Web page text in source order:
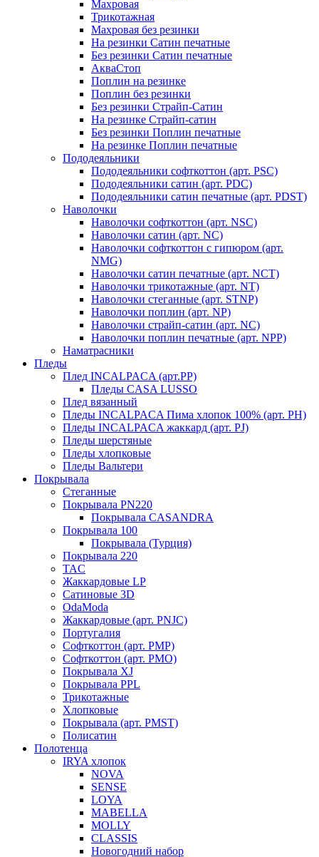
Махровая
Трикотажная
Махровая без резинки
На резинки Сатин печатные
Без резинки Сатин печатные
АкваСтоп
Поплин на резинке
Поплин без резинки
Без резинки Страйп-Сатин
На резинке Страйп-сатин
Без резинки Поплин печатные
На резинке Поплин печатные
Пододеяльники
Пододеяльники софткоттон (арт. PSC)
Пододеяльники сатин (арт. PDC)
Пододеяльники сатин печатные (арт. PDST)
Наволочки
Наволочки софткоттон (арт. NSC)
Наволочки сатин (арт. NC)
Наволочки софткоттон с гипюром (арт.
NMG)
Наволочки сатин печатные (арт. NCT)
Наволочки трикотажные (арт. NT)
Наволочки стеганные (арт. STNP)
Наволочки поплин (арт. NP)
Наволочки страйп-сатин (арт. NC)
Наволочки поплин печатные (арт. NPP)
Наматрасники
Пледы
Плед INCALPACA (арт.PP)
Пледы CASA LUSSO
Плед вязанный
Пледы INCALPACA Пима хлопок 100% (арт. PH)
Пледы INCALPACA жаккард (арт. PJ)
Пледы шерстяные
Пледы хлопковые
Пледы Вальтери
Покрывала
Стеганные
Покрывала PN220
Покрывала CASANDRA
Покрывала 100
Покрывала (Турция)
Покрывала 220
TAC
Жаккардовые LP
Сатиновые 3D
OdaModa
Жаккардовые (арт. PNJC)
Португалия
Софткоттон (арт. PMP)
Софткоттон (арт. PMO)
Покрывала XJ
Покрывала PPL
Трикотажные
Хлопковые
Покрывала (арт. PMST)
Полисатин
Полотенца
IRYA хлопок
NOVA
SENSE
LOYA
MABELLA
MOLLY
CLASSIS
Новогодний набор